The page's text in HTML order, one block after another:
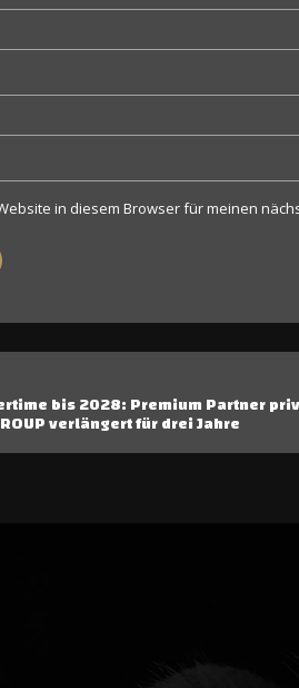
in diesem Browser für meinen
bis 2028: Premium Partner
verlängert für drei Jahre